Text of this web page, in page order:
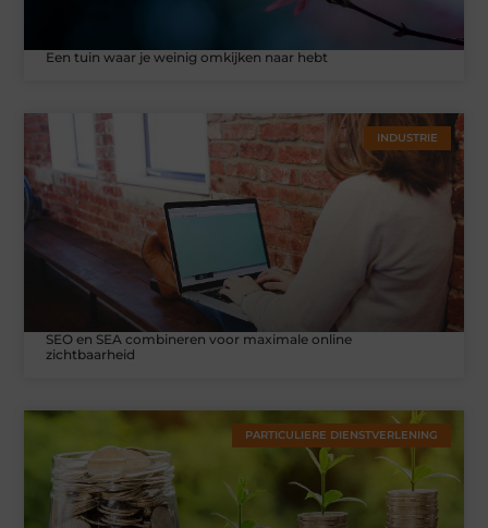
Een tuin waar je weinig omkijken naar hebt
INDUSTRIE
SEO en SEA combineren voor maximale online
zichtbaarheid
PARTICULIERE DIENSTVERLENING